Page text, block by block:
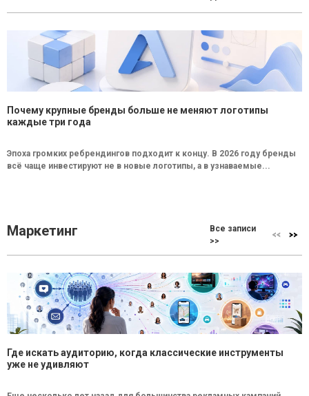
Почему крупные бренды больше не меняют логотипы
каждые три года
Эпоха громких ребрендингов подходит к концу. В 2026 году бренды
всё чаще инвестируют не в новые логотипы, а в узнаваемые...
Маркетинг
Все записи
>>
Где искать аудиторию, когда классические инструменты
уже не удивляют